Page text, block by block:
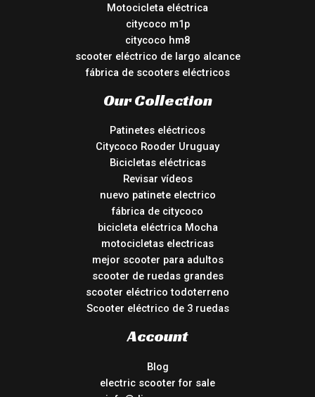
Motocicleta eléctrica
citycoco m1p
citycoco hm8
scooter eléctrico de largo alcance
fábrica de scooters eléctricos
Our Collection
Patinetes eléctricos
Citycoco Rooder Uruguay
Bicicletas eléctricas
Revisar vídeos
nuevo patinete electrico
fábrica de citycoco
bicicleta eléctrica Mocha
motocicletas electricas
mejor scooter para adultos
scooter de ruedas grandes
scooter eléctrico todoterreno
Scooter eléctrico de 3 ruedas
Account
Blog
electric scooter for sale